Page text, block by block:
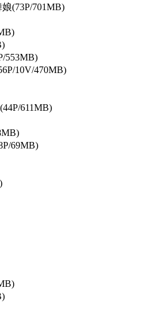
(73P/701MB)
553MB)
10V/470MB)
611MB)
69MB)